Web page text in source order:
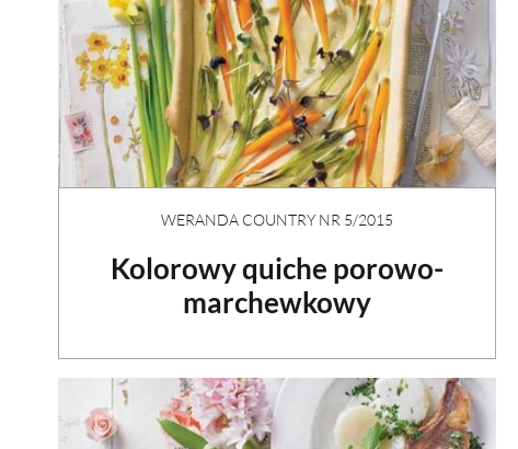
WERANDA COUNTRY NR 5/2015
Kolorowy quiche porowo-
marchewkowy